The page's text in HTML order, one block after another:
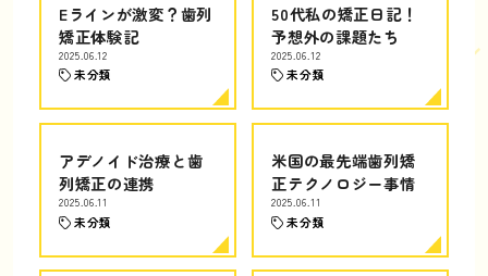
Eラインが激変？歯列
矯正体験記
2025.06.12
未分類
50代私の矯正日記！
予想外の課題たち
2025.06.12
未分類
アデノイド治療と歯
列矯正の連携
2025.06.11
未分類
米国の最先端歯列矯
正テクノロジー事情
2025.06.11
未分類